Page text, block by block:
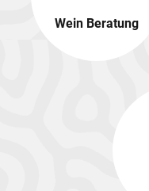
Wein Beratung